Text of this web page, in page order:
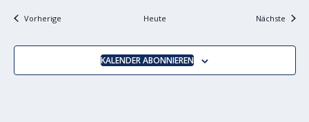
VorherigeVeranstaltungen Heute Nächste
KALENDER ABONNIEREN